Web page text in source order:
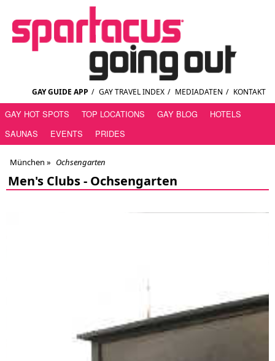
GAY GUIDE APP / GAY TRAVEL INDEX / MEDIADATEN / KONTAKT
GAY HOT SPOTS TOP LOCATIONS GAY BLOG
HOTELS
SAUNAS
EVENTS PRIDES
München » Ochsengarten
Men's Clubs - Ochsengarten